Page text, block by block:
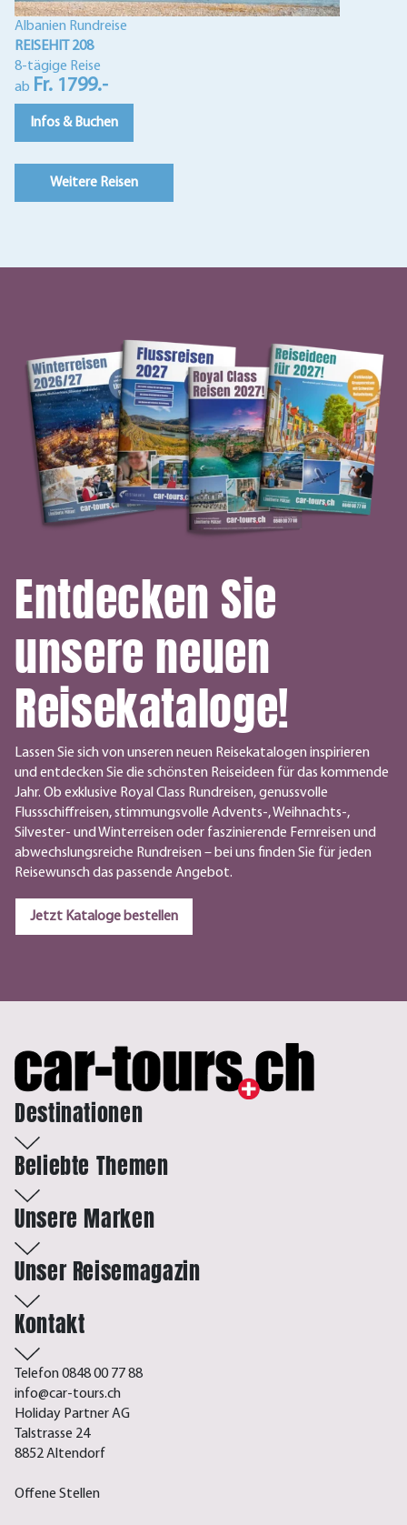
Albanien Rundreise
REISEHIT 208
8-tägige Reise
ab Fr. 1799.-
Infos & Buchen
Weitere Reisen
Entdecken Sie
unsere neuen
Reisekataloge!
Lassen Sie sich von unseren neuen Reisekatalogen inspirieren
und entdecken Sie die schönsten Reiseideen für das kommende
Jahr. Ob exklusive Royal Class Rundreisen, genussvolle
Flussschiffreisen, stimmungsvolle Advents-, Weihnachts-,
Silvester- und Winterreisen oder faszinierende Fernreisen und
abwechslungsreiche Rundreisen – bei uns finden Sie für jeden
Reisewunsch das passende Angebot.
Jetzt Kataloge bestellen
Destinationen
Beliebte Themen
Unsere Marken
Unser Reisemagazin
Kontakt
Telefon 0848 00 77 88
info@car-tours.ch
Holiday Partner AG
Talstrasse 24
8852 Altendorf
Offene Stellen